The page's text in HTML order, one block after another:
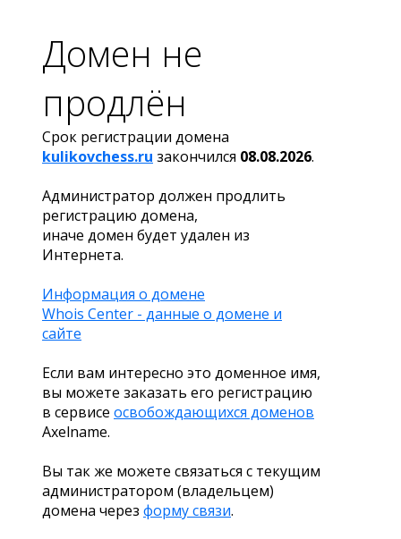
Домен не
продлён
Срок регистрации домена
kulikovchess.ru закончился 08.08.2026.
Администратор должен продлить
регистрацию домена,
иначе домен будет удален из
Интернета.
Информация о домене
Whois Center - данные о домене и
сайте
Если вам интересно это доменное имя,
вы можете заказать его регистрацию
в сервисе освобождающихся доменов
Axelname.
Вы так же можете связаться с текущим
администратором (владельцем)
домена через форму связи.